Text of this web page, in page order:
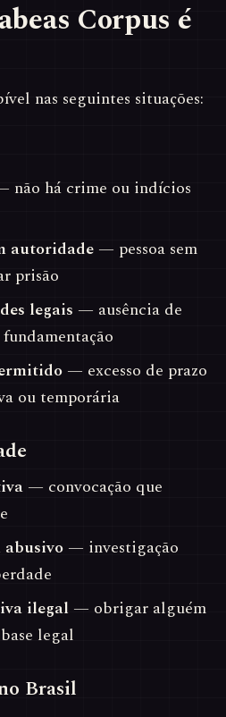
Corpus é
nas seguintes situações:
não há crime ou indícios
autoridade — pessoa sem
prisão
legais — ausência de
— excesso de prazo
ou temporária
— convocação que
— investigação
ilegal — obrigar alguém
legal
Brasil